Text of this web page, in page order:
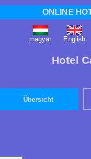
ONLINE
magyar English
Hotel
Übersicht